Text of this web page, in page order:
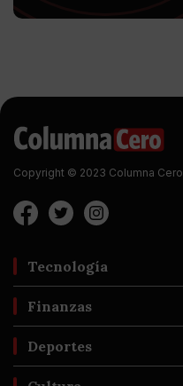
Copyright © 2023 Columna Cero
Tecnología
Finanzas
Deportes